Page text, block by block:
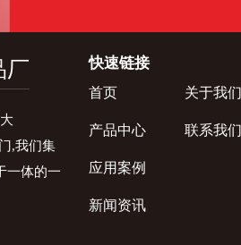
厂
,我们集
一体的一
快速链接
首页
产品中心
应用案例
新闻资讯
关于我们
联系我们